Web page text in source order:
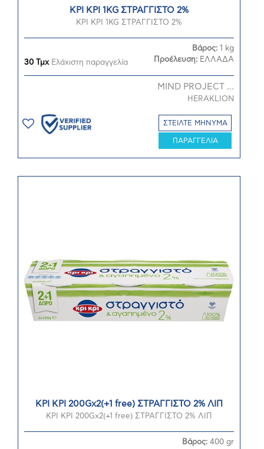
ΚΡΙ ΚΡΙ 1KG ΣΤΡΑΓΓΙΣΤΟ 2%
ΚΡΙ ΚΡΙ 1KG ΣΤΡΑΓΓΙΣΤΟ 2%
30 ΤμχΕλάχιστη παραγγελία
Βάρος: 1 kg
Προέλευση: ΕΛΛΑΔΑ
MIND PROJECT ...
HERAKLION
ΣΤΕΙΛΤΕ ΜΗΝΥΜΑ
ΠΑΡΑΓΓΕΛΙΑ
ΚΡΙ ΚΡΙ 200Gx2(+1 free) ΣΤΡΑΓΓΙΣΤΟ 2% ΛΙΠ
ΚΡΙ ΚΡΙ 200Gx2(+1 free) ΣΤΡΑΓΓΙΣΤΟ 2% ΛΙΠ
Βάρος: 400 gr